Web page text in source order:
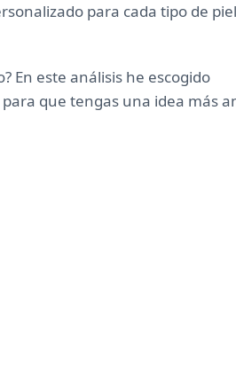
para cada tipo de
En este análisis he escogido
para que tengas una idea más